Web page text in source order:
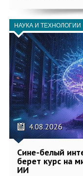
НАУКА И ТЕХНОЛОГИИ
4.08.2026
Сине-белый
берет курс на
ИИ